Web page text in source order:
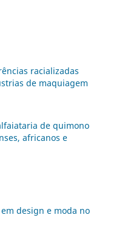
racializadas
de maquiagem
de quimono
africanos e
design e moda no